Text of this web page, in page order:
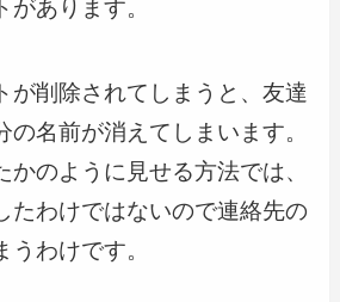
があります。
が削除されてしまうと、友達
の名前が消えてしまいます。
かのように見せる方法では、
たわけではないので連絡先の
わけです。